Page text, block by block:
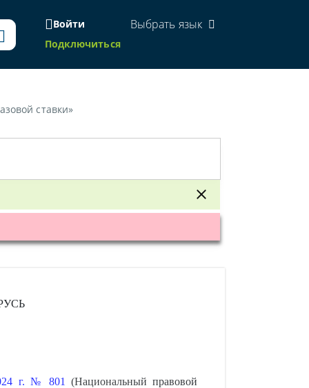
Войти
Подключиться
Выбрать язык
ставки»
г. № 801 (Национальный правовой